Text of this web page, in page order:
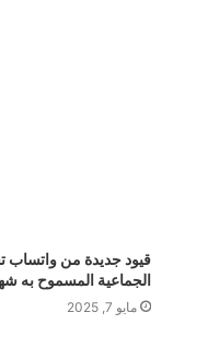
قيود جديدة من واتساب
الجماعية المسموح به
مايو 7, 2025